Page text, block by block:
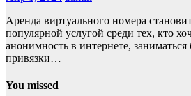
Аренда виртуального номера
популярной услугой среди тех, кто
анонимность в интернете, заниматься
привязки…
You missed